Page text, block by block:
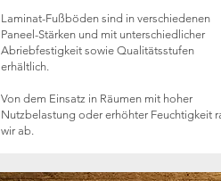
Laminat-Fußböden sind in verschiedenen
Paneel-Stärken und mit unterschiedlicher
Abriebfestigkeit sowie Qualitätsstufen
erhältlich.
Von dem Einsatz in Räumen mit hoher
Nutzbelastung oder erhöhter Feuchtigkeit
wir ab.